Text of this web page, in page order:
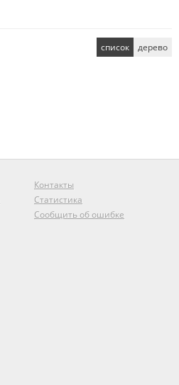
список дерево
Контакты
Статистика
Сообщить об ошибке